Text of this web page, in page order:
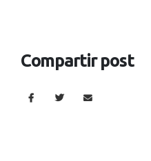
Compartir post